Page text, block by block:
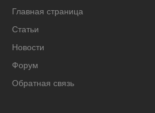
Главная страница
Статьи
Новости
Форум
Обратная связь